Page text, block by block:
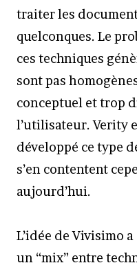
traiter les
quelconques. Le
ces techniques
sont pas
conceptuel et trop
l’utilisateur. Verity
développé ce type
s’en contentent
aujourd’hui.
L’idée de Vivisimo
un “mix” entre